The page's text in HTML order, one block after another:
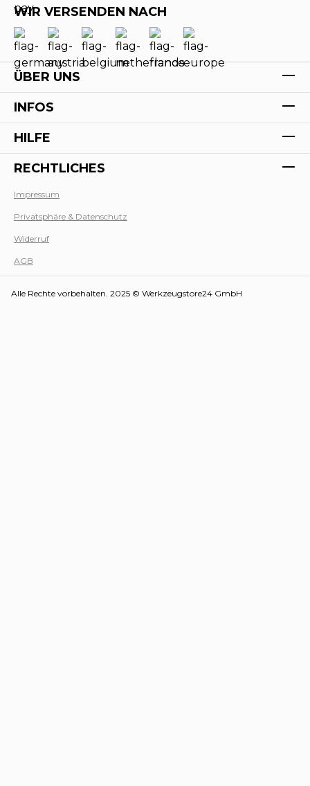
WIR VERSENDEN NACH
ÜBER UNS
INFOS
HILFE
RECHTLICHES
Impressum
Privatsphäre & Datenschutz
Widerruf
AGB
Alle Rechte vorbehalten. 2025 © Werkzeugstore24 GmbH